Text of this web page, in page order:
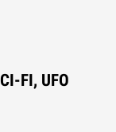
FI, UFO